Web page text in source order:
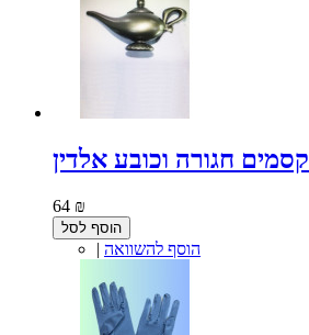
64 ₪
הוסף לסל
| הוסף להשוואה